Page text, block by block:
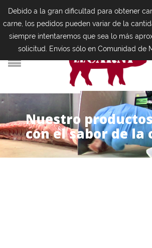
Nuestro producto
con el sabor de la
Debido a la gran dificultad para obtener
carne, los pedidos pueden variar de la
siempre intentaremos que sea lo más
solicitud. Envíos sólo en Comunidad de